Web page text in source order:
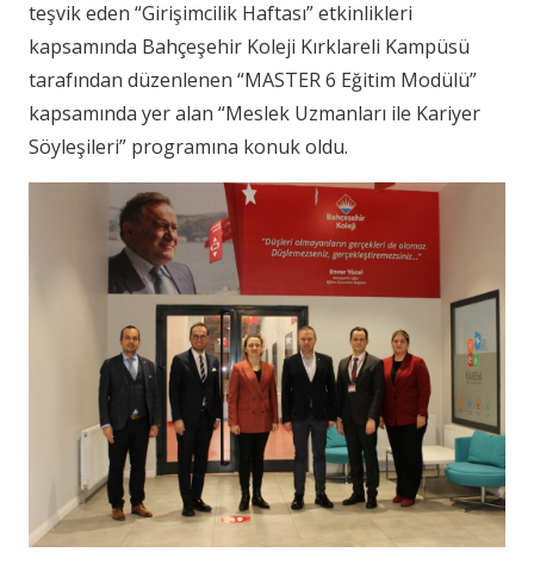
teşvik eden “Girişimcilik Haftası” etkinlikleri
kapsamında Bahçeşehir Koleji Kırklareli Kampüsü
tarafından düzenlenen “MASTER 6 Eğitim Modülü”
kapsamında yer alan “Meslek Uzmanları ile Kariyer
Söyleşileri” programına konuk oldu.